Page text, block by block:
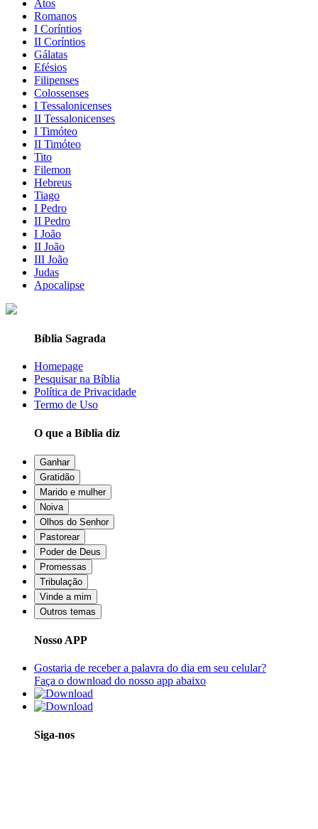
Atos
Romanos
I Coríntios
II Coríntios
Gálatas
Efésios
Filipenses
Colossenses
I Tessalonicenses
II Tessalonicenses
I Timóteo
II Timóteo
Tito
Filemon
Hebreus
Tiago
I Pedro
II Pedro
I João
II João
III João
Judas
Apocalipse
Bíblia Sagrada
Homepage
Pesquisar na Bíblia
Política de Privacidade
Termo de Uso
O que a Bíblia diz
Ganhar
Gratidão
Marido e mulher
Noiva
Olhos do Senhor
Pastorear
Poder de Deus
Promessas
Tribulação
Vinde a mim
Outros temas
Nosso APP
Gostaria de receber a palavra do dia em seu celular?
Faça o download do nosso app abaixo
Siga-nos